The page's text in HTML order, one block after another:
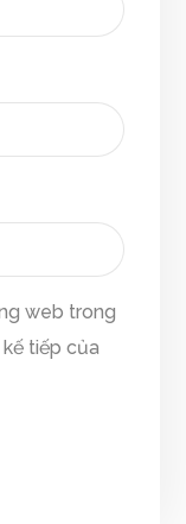
web trong
tiếp của